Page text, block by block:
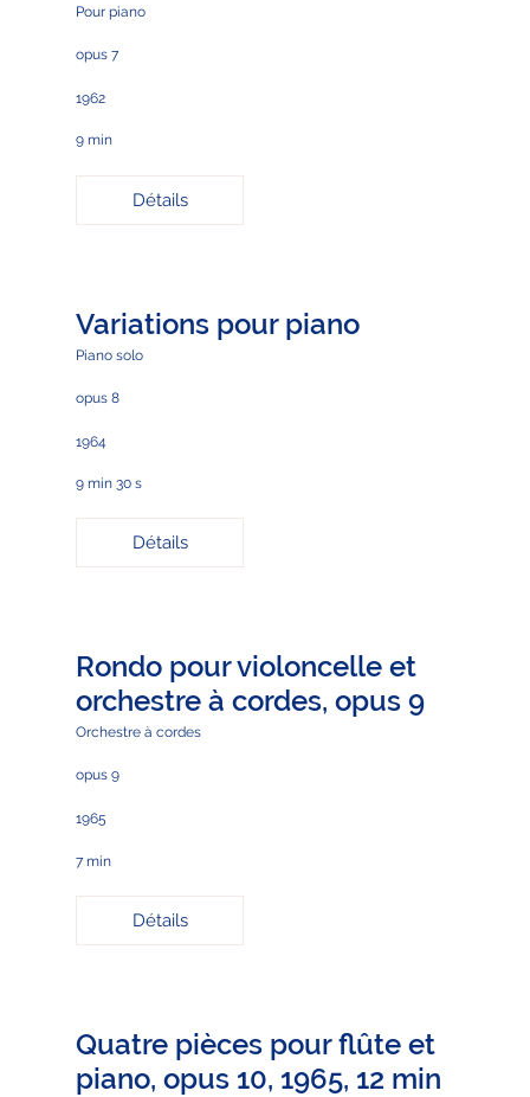
Pour piano
opus 7
1962
9 min
Détails
Variations pour piano
Piano solo
opus 8
1964
9 min 30 s
Détails
Rondo pour violoncelle et
orchestre à cordes, opus 9
Orchestre à cordes
opus 9
1965
7 min
Détails
Quatre pièces pour flûte et
piano, opus 10, 1965, 12 min